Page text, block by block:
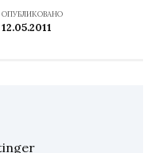
ОПУБЛИКОВАНО
12.05.2011